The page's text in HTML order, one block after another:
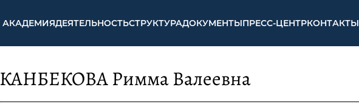
АКАДЕМИЯДЕЯТЕЛЬНОСТЬСТРУКТУРАДОКУМЕНТЫПРЕСС-ЦЕНТРКОНТАКТЫ
КАНБЕКОВА Римма Валеевна